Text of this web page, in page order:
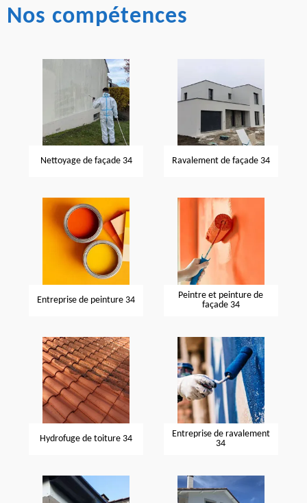
Nos compétences
Nettoyage de façade 34 Ravalement de façade 34
Entreprise de peinture 34
Peintre et peinture de
façade 34
Hydrofuge de toiture 34
Entreprise de ravalement
34